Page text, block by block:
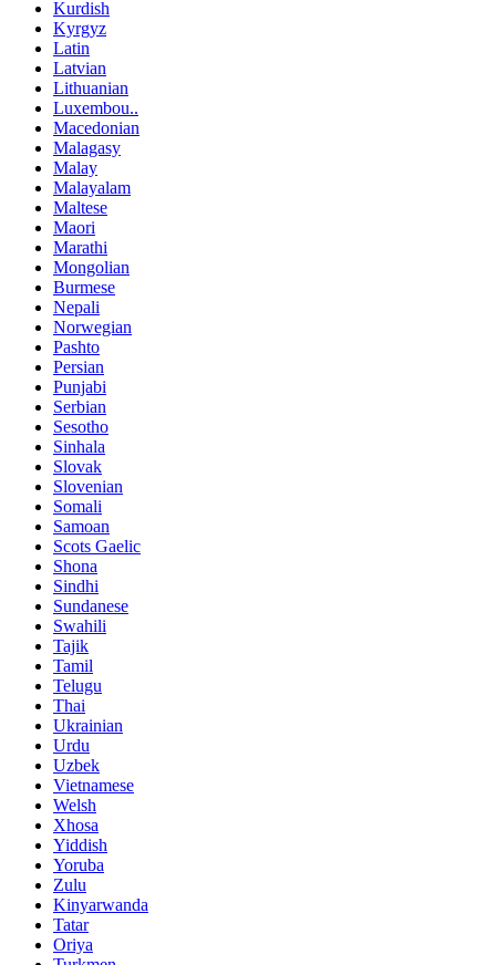
Kurdish
Kyrgyz
Latin
Latvian
Lithuanian
Luxembou..
Macedonian
Malagasy
Malay
Malayalam
Maltese
Maori
Marathi
Mongolian
Burmese
Nepali
Norwegian
Pashto
Persian
Punjabi
Serbian
Sesotho
Sinhala
Slovak
Slovenian
Somali
Samoan
Scots Gaelic
Shona
Sindhi
Sundanese
Swahili
Tajik
Tamil
Telugu
Thai
Ukrainian
Urdu
Uzbek
Vietnamese
Welsh
Xhosa
Yiddish
Yoruba
Zulu
Kinyarwanda
Tatar
Oriya